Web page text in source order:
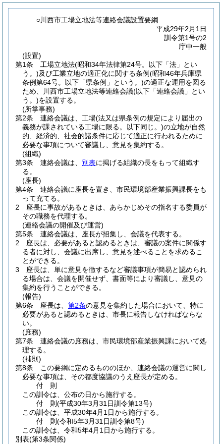
○川西市工場立地法等連絡会議設置要綱
平成29年2月1日
訓令第1号の2
庁中一般
(設置)
第1条
工場立地法(昭和34年法律第24号。以下「法」とい
う。)及び工業立地の適正化に関する条例(昭和46年兵庫県
条例第64号。以下「県条例」という。)の適正な運用を図る
ため、川西市工場立地法等連絡会議(以下「連絡会議」とい
う。)を設置する。
(所掌事務)
第2条
連絡会議は、工場(法又は県条例の規定により届出の
義務が課されている工場に限る。以下同じ。)の立地が自然
的、経済的、社会的諸条件に応じて適正に行われるために
必要な事項について審議し、意見を集約する。
(組織)
第3条
連絡会議は、 別表に掲げる組織の長をもって組織す
る。
(座長)
第4条
連絡会議に座長を置き、市民環境部産業振興課長をも
って充てる。
2
座長に事故があるときは、あらかじめその指名する委員が
その職務を代理する。
(連絡会議の開催及び運営)
第5条
連絡会議は、座長が招集し、会議を代表する。
2
座長は、必要があると認めるときは、審議の案件に関係す
る者に対し、会議に出席し、意見を述べることを求めるこ
とができる。
3
座長は、単に意見を徴するなど審議事項が簡易と認められ
る場合は、会議を開催せず、書面等により審議し、意見の
集約を行うことができる。
(報告)
第6条
座長は、 第2条の意見を集約した場合において、特に
必要があると認めるときは、市長に報告しなければならな
い。
(庶務)
第7条
連絡会議の庶務は、市民環境部産業振興課において処
理する。
(補則)
第8条
この要綱に定めるもののほか、連絡会議の運営に関し
必要な事項は、その都度協議のうえ座長が定める。
付 則
この訓令は、公布の日から施行する。
付 則(平成30年3月31日訓令第13号)
この訓令は、平成30年4月1日から施行する。
付 則(令和5年3月31日訓令第8号)
この訓令は、令和5年4月1日から施行する。
別表(第3条関係)